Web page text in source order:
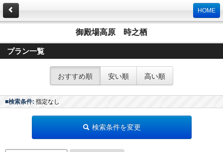
HOME
御殿場高原 時之栖
プラン一覧
おすすめ順 安い順 高い順
■検索条件: 指定なし
検索条件を変更